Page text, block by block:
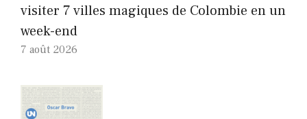
visiter 7 villes magiques de Colombie en un
week-end
7 août 2026